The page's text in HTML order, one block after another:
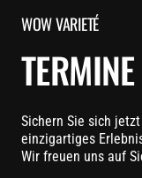
WOW VARIETÉ
Sichern Sie sich
einzigartiges
Wir freuen uns auf